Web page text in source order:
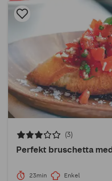
(3)
Perfekt bruschetta
23min Enkel